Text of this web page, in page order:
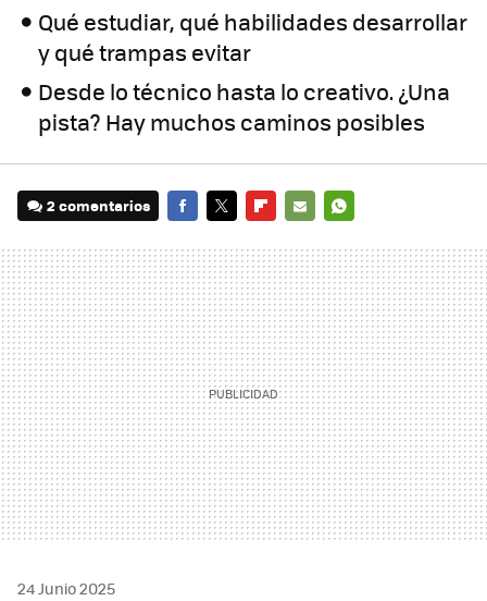
Qué estudiar, qué habilidades desarrollar
y qué trampas evitar
Desde lo técnico hasta lo creativo. ¿Una
pista? Hay muchos caminos posibles
2 comentarios
MAIL
24 Junio 2025